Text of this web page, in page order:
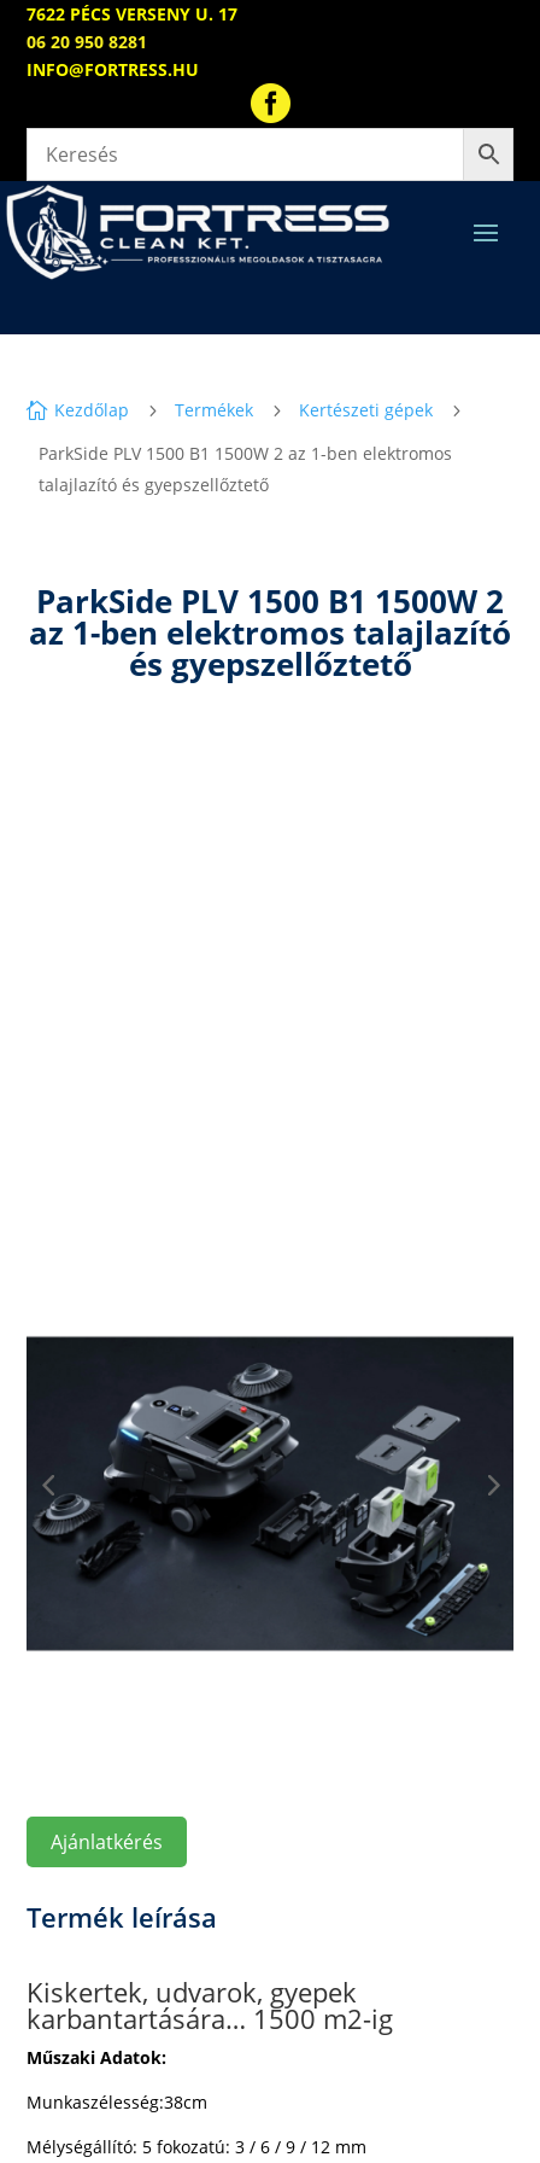
7622 PÉCS VERSENY U. 17
06 20 950 8281
INFO@FORTRESS.HU

 Kezdőlap 5 Termékek 5 Kertészeti gépek 5
ParkSide PLV 1500 B1 1500W 2 az 1-ben elektromos
talajlazító és gyepszellőztető
ParkSide PLV 1500 B1 1500W 2
az 1-ben elektromos talajlazító
és gyepszellőztető
Ajánlatkérés
Termék leírása
Kiskertek, udvarok, gyepek
karbantartására… 1500 m2-ig
Műszaki Adatok:
Munkaszélesség:38cm
Mélységállító: 5 fokozatú: 3 / 6 / 9 / 12 mm